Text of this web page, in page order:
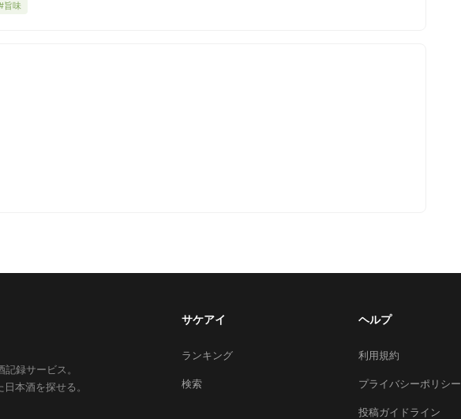
旨味
録サービス。
本酒を探せる。
サケアイ
ランキング
検索
ヘルプ
利用規約
プライバシーポリシー
投稿ガイドライン